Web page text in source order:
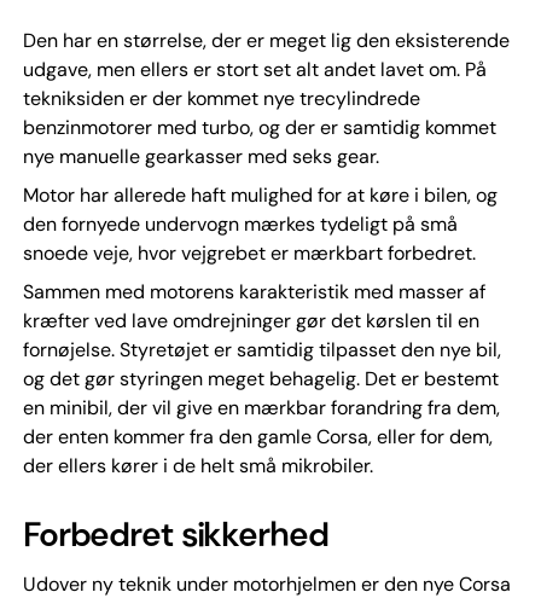
Den har en størrelse, der er meget lig den eksisterende
udgave, men ellers er stort set alt andet lavet om. På
tekniksiden er der kommet nye trecylindrede
benzinmotorer med turbo, og der er samtidig kommet
nye manuelle gearkasser med seks gear.
Motor har allerede haft mulighed for at køre i bilen, og
den fornyede undervogn mærkes tydeligt på små
snoede veje, hvor vejgrebet er mærkbart forbedret.
Sammen med motorens karakteristik med masser af
kræfter ved lave omdrejninger gør det kørslen til en
fornøjelse. Styretøjet er samtidig tilpasset den nye bil,
og det gør styringen meget behagelig. Det er bestemt
en minibil, der vil give en mærkbar forandring fra dem,
der enten kommer fra den gamle Corsa, eller for dem,
der ellers kører i de helt små mikrobiler.
Forbedret sikkerhed
Udover ny teknik under motorhjelmen er den nye Corsa